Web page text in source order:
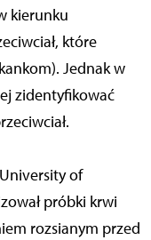
kierunku
które
Jednak w
zidentyfikować
of
próbki krwi
rozsianym przed